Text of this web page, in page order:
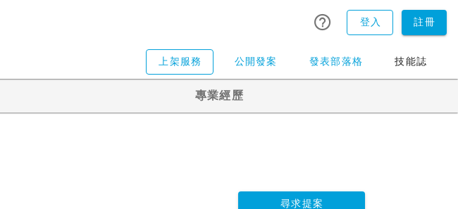
登入 註冊
上架服務 公開發案 發表部落格 技能誌
專業經歷
尋求提案